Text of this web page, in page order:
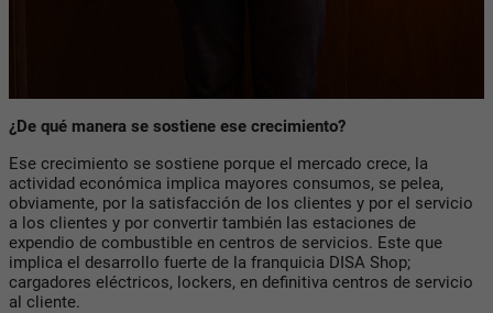
¿De qué manera se sostiene ese crecimiento?
Ese crecimiento se sostiene porque el mercado crece, la
actividad económica implica mayores consumos, se pelea,
obviamente, por la satisfacción de los clientes y por el servicio
a los clientes y por convertir también las estaciones de
expendio de combustible en centros de servicios. Este que
implica el desarrollo fuerte de la franquicia DISA Shop;
cargadores eléctricos, lockers, en definitiva centros de servicio
al cliente.